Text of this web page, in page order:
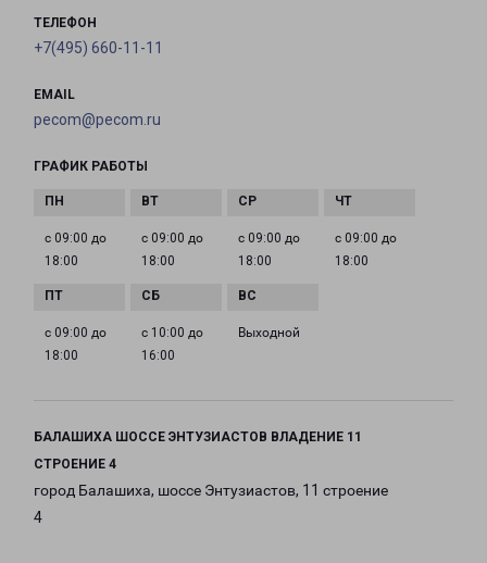
ТЕЛЕФОН
+7(495) 660-11-11
EMAIL
pecom@pecom.ru
ГРАФИК РАБОТЫ
с 09:00 до
18:00
с 09:00 до
18:00
с 09:00 до
18:00
с 09:00 до
18:00
с 09:00 до
18:00
с 10:00 до
16:00
Выходной
БАЛАШИХА ШОССЕ ЭНТУЗИАСТОВ ВЛАДЕНИЕ 11
СТРОЕНИЕ 4
город Балашиха, шоссе Энтузиастов, 11 строение
4